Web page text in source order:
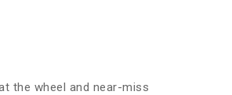
the wheel and near-miss